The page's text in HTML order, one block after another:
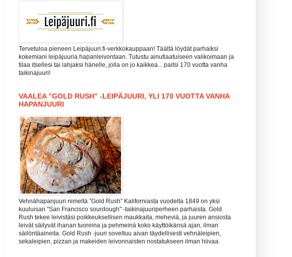
Tervetuloa pieneen Leipäjuuri.fi-verkkokauppaan! Täältä löydät parhaiksi
kokemiani leipäjuuria hapanleivontaan. Tutustu ainutlaatuiseen valikoimaan ja
tilaa itsellesi tai lahjaksi hänelle, jolla on jo kaikkea... paitsi 170 vuotta vanha
taikinajuuri!
VAALEA ”GOLD RUSH” -LEIPÄJUURI, YLI 170 VUOTTA VANHA
HAPANJUURI
Vehnähapanjuuri nimeltä ”Gold Rush” Kaliforniasta vuodelta 1849 on yksi
kuuluisan "San Francisco sourdough" -taikinajuuriperheen parhaista. Gold
Rush tekee leivistäsi poikkeuksellisen maukkaita, meheviä, ja juuren ansiosta
leivät säilyvät ihanan tuoreina ja pehmeinä koko käyttöikänsä ajan, ilman
säilöntäaineita. Gold Rush -juuri soveltuu aivan täydellisesti vehnäleipien,
sekaleipien, pizzan ja makeiden leivonnaisten nostatukseen ilman hiivaa.